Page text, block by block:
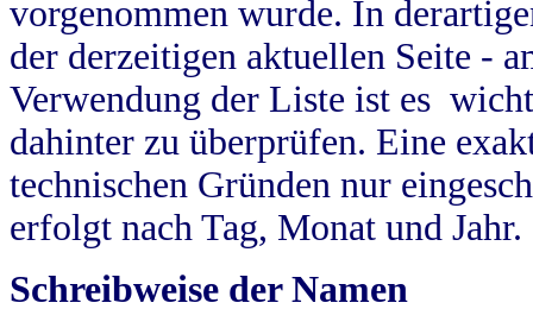
vorgenommen wurde. In
der derzeitigen aktuellen Seite -
Verwendung der Liste ist es
dahinter zu überprüfen. Eine
technischen Gründen nur
erfolgt nach Tag, Monat und Jahr.
Schreibweise der Namen